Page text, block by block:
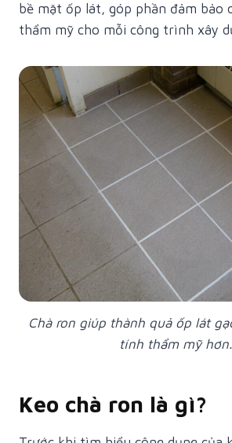
bề mặt ốp lát, góp phần đảm bảo
thẩm mỹ cho mỗi công trình xây
Chà ron giúp thành quả ốp lát
tính thẩm mỹ hơn.
Keo chà ron là gì?